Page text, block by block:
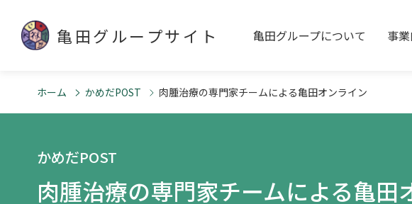
亀田グループサイト 亀田グループについて 事
ホーム かめだPOST 肉腫治療の専門家チームによる亀田オンライン
かめだPOST
肉腫治療の専門家チームによる亀田